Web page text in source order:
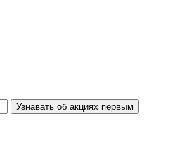
Узнавать об акциях первым